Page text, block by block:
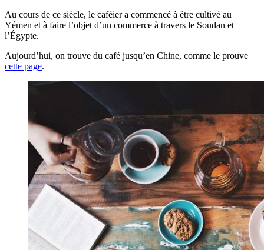
Au cours de ce siècle, le caféier a commencé à être cultivé au
Yémen et à faire l’objet d’un commerce à travers le Soudan et
l’Égypte.
Aujourd’hui, on trouve du café jusqu’en Chine, comme le prouve
cette page.